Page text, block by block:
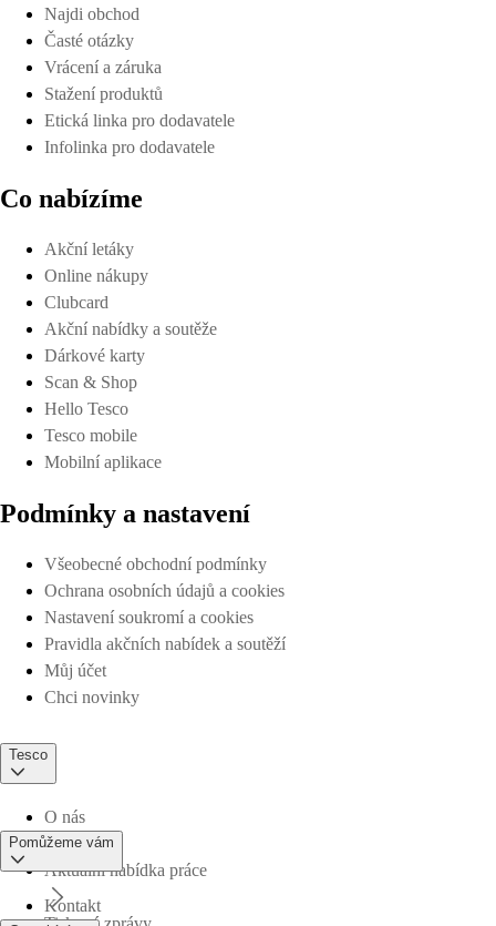
Najdi obchod
Časté otázky
Vrácení a záruka
Stažení produktů
Etická linka pro dodavatele
Infolinka pro dodavatele
Co nabízíme
Akční letáky
Online nákupy
Clubcard
Akční nabídky a soutěže
Dárkové karty
Scan & Shop
Hello Tesco
Tesco mobile
Mobilní aplikace
Podmínky a nastavení
Všeobecné obchodní podmínky
Ochrana osobních údajů a cookies
Nastavení soukromí a cookies
Pravidla akčních nabídek a soutěží
Můj účet
Chci novinky
Tesco
O nás
Aktuální nabídka práce
Pomůžeme vám
Kontakt